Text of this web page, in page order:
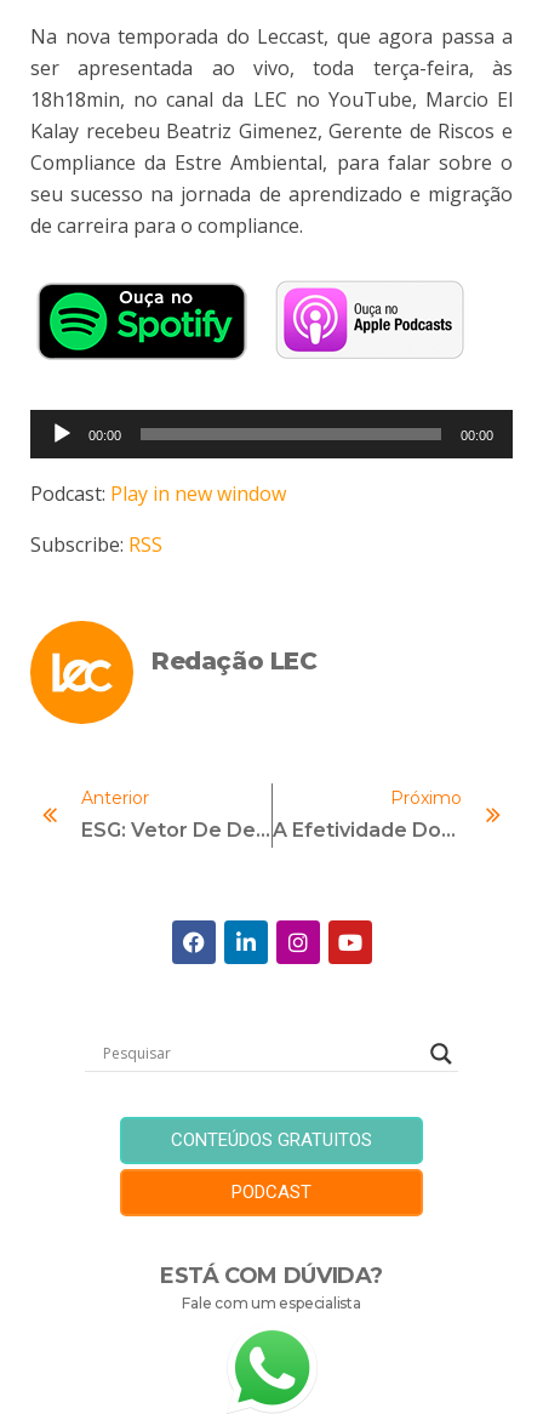
Na nova temporada do Leccast, que agora passa a
ser apresentada ao vivo, toda terça-feira, às
18h18min, no canal da LEC no YouTube, Marcio El
Kalay recebeu Beatriz Gimenez, Gerente de Riscos e
Compliance da Estre Ambiental, para falar sobre o
seu sucesso na jornada de aprendizado e migração
de carreira para o compliance.
Tocador
de
áudio
00:00 00:00
Podcast: Play in new window
Subscribe: RSS
Redação LEC
Anterior
ESG: Vetor De Desenvolvimento Na Economia, E De Geração De Resultados Nas Empresas
Próximo
A Efetividade Dos Treinamentos No Ambiente Virtual E Híbrido
CONTEÚDOS GRATUITOS
PODCAST
ESTÁ COM DÚVIDA?
Fale com um especialista